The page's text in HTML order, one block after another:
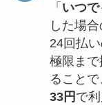
「 いつ
した場合
24回払
極限ま
ること
33円 で